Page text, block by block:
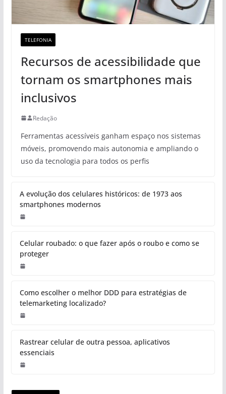
TELEFONIA
Recursos de acessibilidade que
tornam os smartphones mais
inclusivos
Redação
Ferramentas acessíveis ganham espaço nos sistemas
móveis, promovendo mais autonomia e ampliando o
uso da tecnologia para todos os perfis
A evolução dos celulares históricos: de 1973 aos
smartphones modernos
Celular roubado: o que fazer após o roubo e como se
proteger
Como escolher o melhor DDD para estratégias de
telemarketing localizado?
Rastrear celular de outra pessoa, aplicativos
essenciais